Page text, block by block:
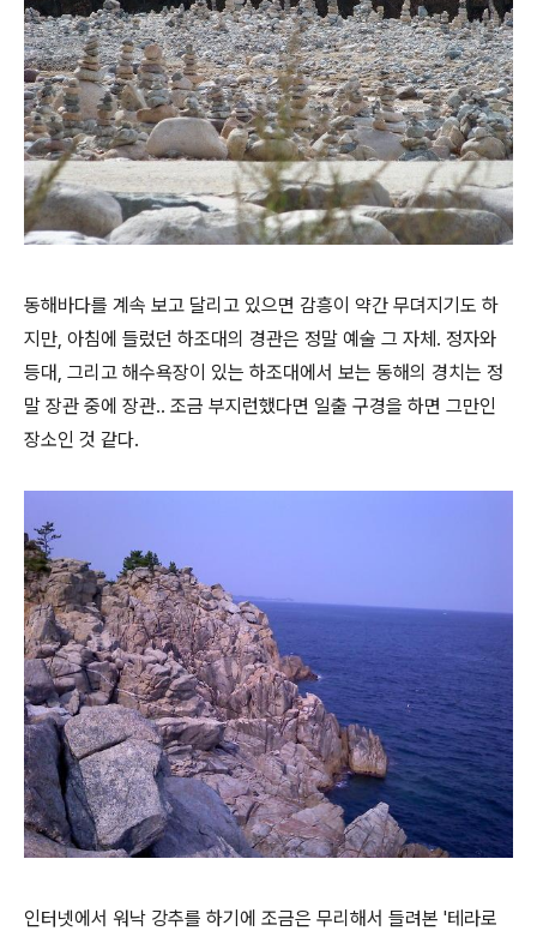
동해바다를 계속 보고 달리고 있으면 감흥이 약간 무뎌지기도 하
지만, 아침에 들렀던 하조대의 경관은 정말 예술 그 자체. 정자와
등대, 그리고 해수욕장이 있는 하조대에서 보는 동해의 경치는 정
말 장관 중에 장관.. 조금 부지런했다면 일출 구경을 하면 그만인
장소인 것 같다.
인터넷에서 워낙 강추를 하기에 조금은 무리해서 들려본 '테라로